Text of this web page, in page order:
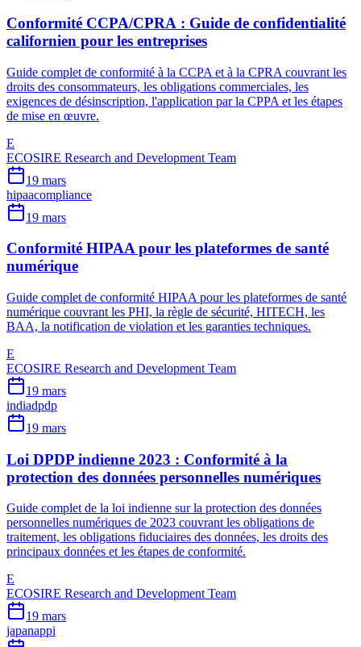
Conformité CCPA/CPRA : Guide de confidentialité
californien pour les entreprises
Guide complet de conformité à la CCPA et à la CPRA couvrant les
droits des consommateurs, les obligations commerciales, les
exigences de désinscription, l'application par la CPPA et les étapes
de mise en œuvre.
E
ECOSIRE Research and Development Team
19 mars
hipaacompliance
19 mars
Conformité HIPAA pour les plateformes de santé
numérique
Guide complet de conformité HIPAA pour les plateformes de santé
numérique couvrant les PHI, la règle de sécurité, HITECH, les
BAA, la notification de violation et les garanties techniques.
E
ECOSIRE Research and Development Team
19 mars
indiadpdp
19 mars
Loi DPDP indienne 2023 : Conformité à la
protection des données personnelles numériques
Guide complet de la loi indienne sur la protection des données
personnelles numériques de 2023 couvrant les obligations de
traitement, les obligations fiduciaires des données, les droits des
principaux données et les étapes de conformité.
E
ECOSIRE Research and Development Team
19 mars
japanappi